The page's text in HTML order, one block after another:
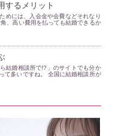
するメリット
めには、入会金や会費などそれなり
、高い費用を払っても結婚できるか
結婚相談所で!?」のサイトでも分か
て多いですね。 全国に結婚相談所が